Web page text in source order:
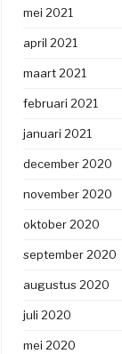
mei 2021
april 2021
maart 2021
februari 2021
januari 2021
december 2020
november 2020
oktober 2020
september 2020
augustus 2020
juli 2020
mei 2020